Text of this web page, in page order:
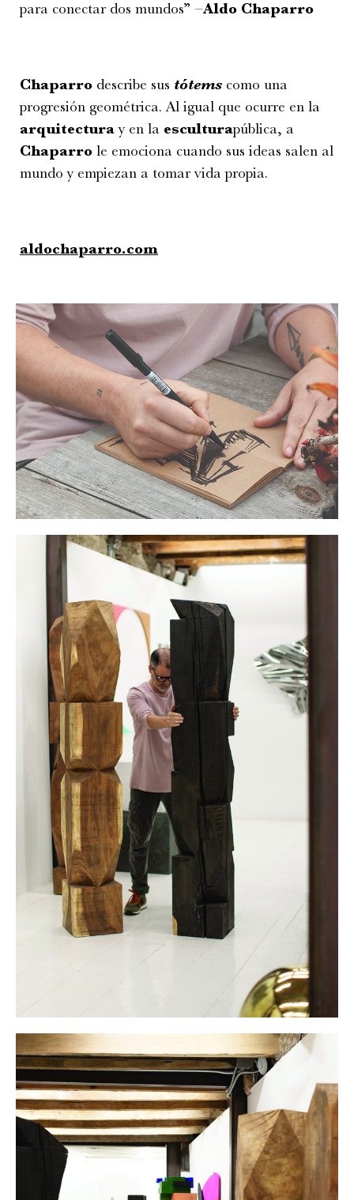
para conectar dos mundos” –Aldo Chaparro
Chaparro describe sus tótems como una
progresión geométrica. Al igual que ocurre en la
arquitecturay en la esculturapública, a
Chaparro le emociona cuando sus ideas salen al
mundo y empiezan a tomar vida propia.
aldochaparro.com